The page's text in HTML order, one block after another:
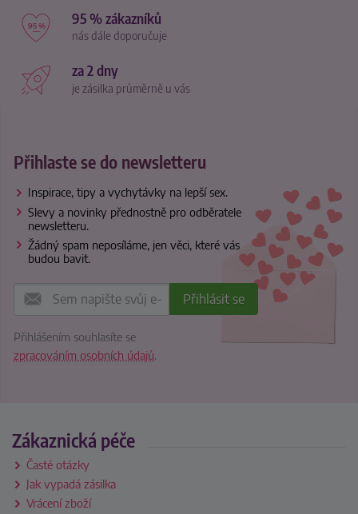
95 % zákazníků
nás dále doporučuje
za 2 dny
je zásilka průměrně u vás
Přihlaste se do newsletteru
Inspirace, tipy a vychytávky na lepší sex.
Slevy a novinky přednostně pro odběratele
newsletteru.
Žádný spam neposíláme, jen věci, které vás
budou bavit.
Přihlášením souhlasíte se
zpracováním osobních údajů
Zákaznická péče
Časté otázky
Jak vypadá zásilka
Vrácení zboží